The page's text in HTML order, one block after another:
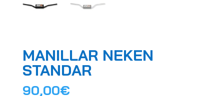
MANILLAR NEKEN
STANDAR
90,00€